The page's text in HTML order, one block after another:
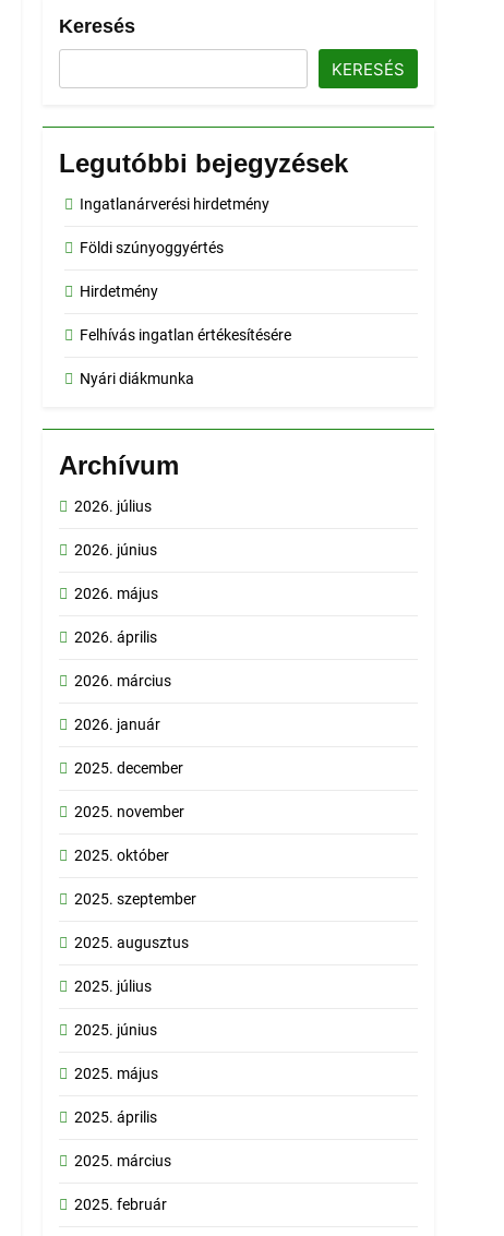
Keresés
KERESÉS
Legutóbbi bejegyzések
Ingatlanárverési hirdetmény
Földi szúnyoggyértés
Hirdetmény
Felhívás ingatlan értékesítésére
Nyári diákmunka
Archívum
2026. július
2026. június
2026. május
2026. április
2026. március
2026. január
2025. december
2025. november
2025. október
2025. szeptember
2025. augusztus
2025. július
2025. június
2025. május
2025. április
2025. március
2025. február